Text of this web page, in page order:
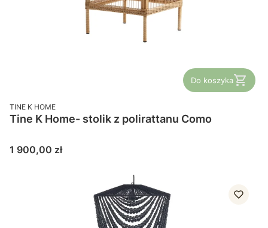
Do koszyka
PRODUCENT
TINE K HOME
Tine K Home- stolik z polirattanu Como
Cena
1 900,00 zł